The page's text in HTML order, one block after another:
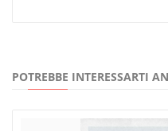
POTREBBE INTERESSARTI